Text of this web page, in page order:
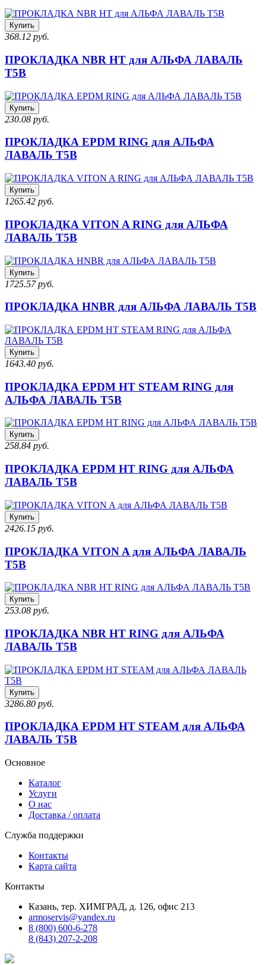
Купить
368.12 руб.
ПРОКЛАДКА NBR HT для АЛЬФА ЛАВАЛЬ
T5B
Купить
230.08 руб.
ПРОКЛАДКА EPDM RING для АЛЬФА
ЛАВАЛЬ T5B
Купить
1265.42 руб.
ПРОКЛАДКА VITON A RING для АЛЬФА
ЛАВАЛЬ T5B
Купить
1725.57 руб.
ПРОКЛАДКА HNBR для АЛЬФА ЛАВАЛЬ T5B
Купить
1643.40 руб.
ПРОКЛАДКА EPDM HT STEAM RING для
АЛЬФА ЛАВАЛЬ T5B
Купить
258.84 руб.
ПРОКЛАДКА EPDM HT RING для АЛЬФА
ЛАВАЛЬ T5B
Купить
2426.15 руб.
ПРОКЛАДКА VITON A для АЛЬФА ЛАВАЛЬ
T5B
Купить
253.08 руб.
ПРОКЛАДКА NBR HT RING для АЛЬФА
ЛАВАЛЬ T5B
Купить
3286.80 руб.
ПРОКЛАДКА EPDM HT STEAM для АЛЬФА
ЛАВАЛЬ T5B
Основное
Каталог
Услуги
О нас
Доставка / оплата
Служба поддержки
Контакты
Карта сайта
Контакты
Казань, тер. ХИМГРАД, д. 126, офис 213
armoservis@yandex.ru
8 (800) 600-6-278
8 (843) 207-2-208